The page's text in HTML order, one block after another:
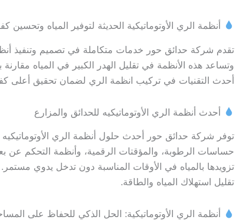
أنظمة الري الأوتوماتيكية الحديثة لتوفير المياه وتحسين
تقدم شركة حدائق حور خدمات متكاملة في تصميم وتنفيذ
وتساعد هذه الأنظمة في تقليل الهدر الكبير في المياه
أحدث التقنيات في تركيب انظمة الري لضمان تحقيق أعلى
أحدث أنظمة الري الأوتوماتيكيه للحدائق والمزارع
توفر شركة حدائق حور أحدث حلول أنظمة الري
حساسات الرطوبة، والمؤقتات الرقمية، وأنظمة التحكم عن
تزويدها بالمياه في الأوقات المناسبة دون تدخل يدوي
تقليل استهلاك المياه والطاقة.
أنظمة الري الأوتوماتيكية: الحل الذكي للحفاظ على